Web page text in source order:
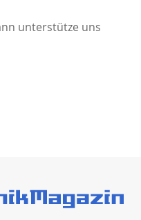
unterstütze uns